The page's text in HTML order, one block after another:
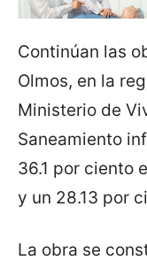
Continúan las
Olmos, en la
Ministerio de
Saneamiento
36.1 por ciento
y un 28.13 por
La obra se